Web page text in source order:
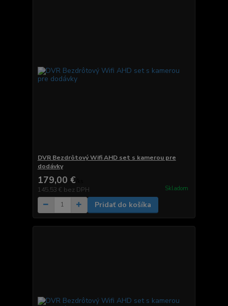
DVR Bezdrôtový Wifi AHD set s kamerou pre
dodávky
179,00 €
145,53 € bez DPH Skladom
Pridať do košíka